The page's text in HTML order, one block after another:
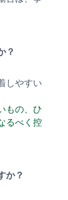
？
しやすい
もの、ひ
るべく控
か？